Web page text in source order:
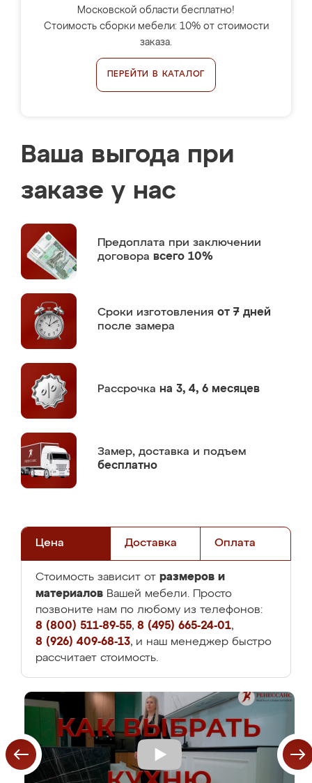
Московской области бесплатно!
Стоимость сборки мебели: 10% от стоимости
заказа.
ПЕРЕЙТИ В КАТАЛОГ
Ваша выгода при
заказе у нас
Предоплата при заключении
договора всего 10%
Сроки изготовления от 7 дней
после замера
Рассрочка на 3, 4, 6 месяцев
Замер, доставка и подъем
бесплатно
Цена Доставка Оплата
Стоимость зависит от размеров и
материалов Вашей мебели. Просто
позвоните нам по любому из телефонов:
8 (800) 511-89-55, 8 (495) 665-24-01,
8 (926) 409-68-13, и наш менеджер быстро
рассчитает стоимость.